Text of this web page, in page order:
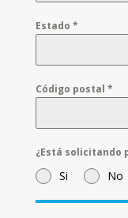
Estado *
Código postal *
¿Está solicitando
Si No